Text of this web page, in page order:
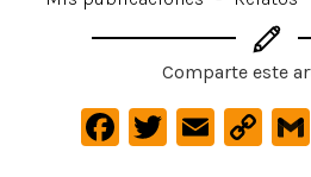
Comparte este
F
T
E
C